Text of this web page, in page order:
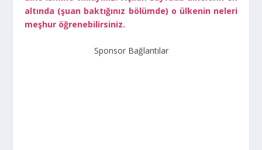
altında (şuan baktığınız bölümde) o ülkenin neleri
meşhur öğrenebilirsiniz.
Sponsor Bağlantılar